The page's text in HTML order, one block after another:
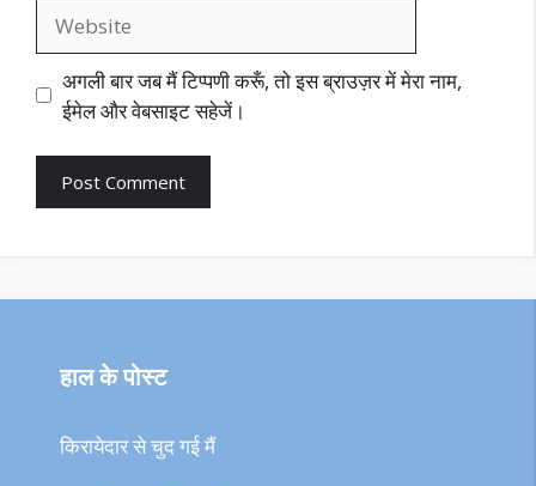
अगली बार जब मैं टिप्पणी करूँ, तो इस ब्राउज़र में मेरा नाम,
ईमेल और वेबसाइट सहेजें।
हाल के पोस्ट
किरायेदार से चुद गई मैं